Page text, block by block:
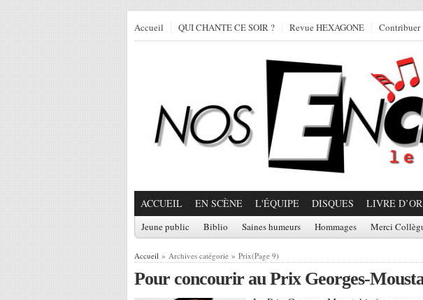
Accueil QUI CHANTE CE SOIR ? Revue HEXAGONE Contribuer
ACCUEIL EN SCÈNE L'ÉQUIPE DISQUES LIVRE D’OR
Jeune public Biblio Saines humeurs Hommages Merci
Accueil » Archives catégorie » Prix(Page 9)
Pour concourir au Prix Georges-